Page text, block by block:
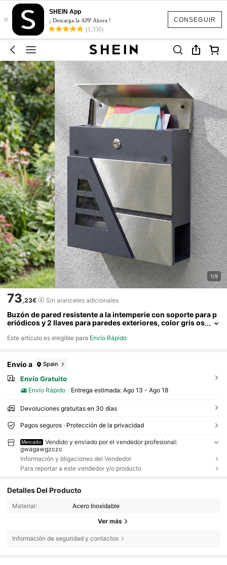
CONSEGUIR
×
SHEIN App
¡ Descarga la APP Ahora !
(1,350)
1/9
73,23€ Sin aranceles adicionales
Buzón de pared resistente a la intemperie con soporte para p
eriódicos y 2 llaves para paredes exteriores, color gris os
Este artículo es elegible para Envío Rápido
Envío a Spain
Envío Gratuito
Envío Rápido Entrega estimada: Ago 13 - Ago 18
Devoluciones gratuitas en 30 días
Pagos seguros · Protección de la privacidad
Mercado
Vendido y enviado por el vendedor profesional:
gwagawgzczc
Información y bligaciones del Vendedor
Para reportar a este vendedor y/o producto
Detalles Del Producto
Material: Acero Inoxidable
Ver más
Información de seguridad y contactos